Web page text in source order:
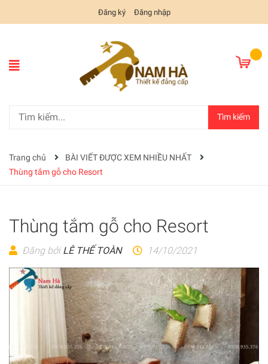
Đăng ký Đăng nhập
Tìm kiếm
Trang chủ
BÀI VIẾT ĐƯỢC XEM NHIỀU NHẤT
Thùng tắm gỗ cho Resort
Thùng tắm gỗ cho Resort
Đăng bởi LÊ THẾ TOÀN 14/10/2021